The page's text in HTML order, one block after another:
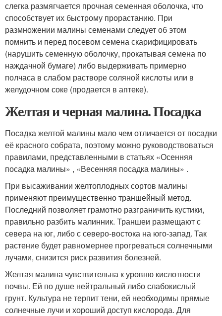
слегка размягчается прочная семенная оболочка, что
способствует их быстрому прорастанию. При
размножении малины семенами следует об этом
помнить и перед посевом семена скарифицировать
(нарушить семенную оболочку, прокатывая семена по
наждачной бумаге) либо выдерживать примерно
полчаса в слабом растворе соляной кислоты или в
желудочном соке (продается в аптеке).
Желтая и черная малина. Посадка
Посадка желтой малины мало чем отличается от посадки
её красного собрата, поэтому можно руководствоваться
правилами, представленными в статьях «Осенняя
посадка малины» , «Весенняя посадка малины» .
При высаживании желтоплодных сортов малины
применяют преимущественно траншейный метод.
Последний позволяет грамотно разграничить кустики,
правильно разбить малинник. Траншеи размещают с
севера на юг, либо с северо-востока на юго-запад. Так
растение будет равномернее прогреваться солнечными
лучами, снизится риск развития болезней.
Желтая малина чувствительна к уровню кислотности
почвы. Ей по душе нейтральный либо слабокислый
грунт. Культура не терпит тени, ей необходимы прямые
солнечные лучи и хороший доступ кислорода. Для